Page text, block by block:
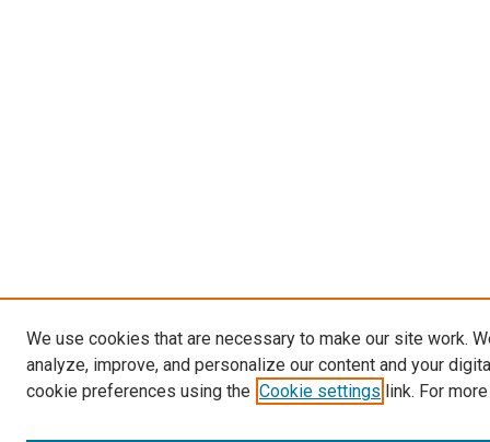
We use cookies that are necessary to make our site work.
analyze, improve, and personalize our content and your
cookie preferences using the Cookie settings link. For